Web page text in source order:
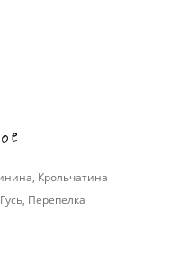
, Крольчатина
Гусь, Перепелка